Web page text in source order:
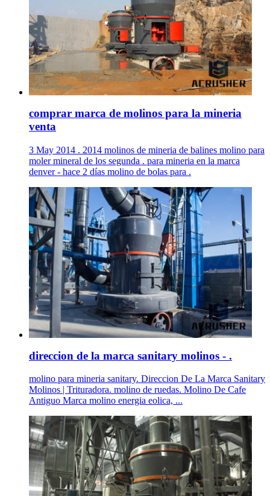
comprar marca de molinos para la mineria
venta
3 May 2014 . 2014 molinos de mineria de balines molino para
moler mineral de los segunda . para mineria en la marca
denver - hace 2 días molino de bolas para .
direccion de la marca sanitary molinos - .
molino para mineria sanitary. Direccion De La Marca Sanitary
Molinos | Trituradora. molino de ruedas. Molino De Cafe
Antiguo Marca molino energia eolica, ...